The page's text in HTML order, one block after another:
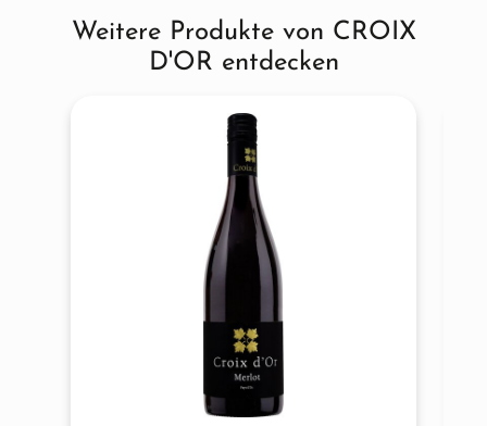
Produktgalerie überspringen
Weitere Produkte von CROIX
D'OR entdecken